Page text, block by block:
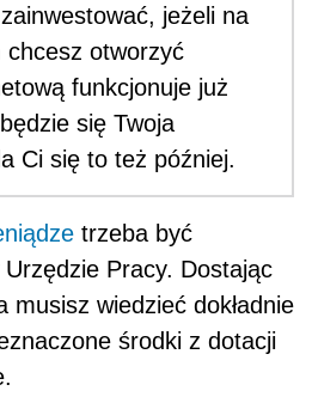
jeżeli na
otworzyć
funkcjonuje już
się Twoja
Ci się to też później.
trzeba być
Pracy. Dostając
musisz wiedzieć dokładnie
środki z dotacji